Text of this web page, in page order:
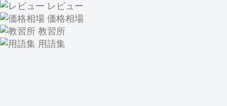
レビュー
価格相場
教習所
用語集